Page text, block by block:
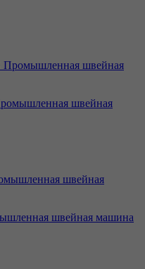
швейная
швейная машина